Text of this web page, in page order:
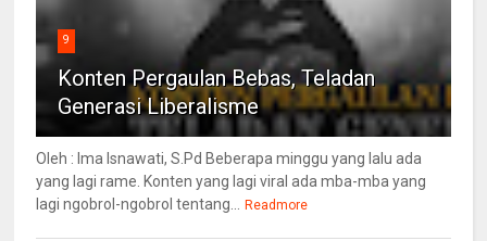
9
Konten Pergaulan Bebas, Teladan
Generasi Liberalisme
Oleh : Ima Isnawati, S.Pd Beberapa minggu yang lalu ada
yang lagi rame. Konten yang lagi viral ada mba-mba yang
lagi ngobrol-ngobrol tentang...
Readmore